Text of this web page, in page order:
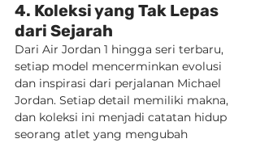
4. Koleksi yang Tak Lepas
dari Sejarah
Dari Air Jordan 1 hingga seri terbaru,
setiap model mencerminkan evolusi
dan inspirasi dari perjalanan Michael
Jordan. Setiap detail memiliki makna,
dan koleksi ini menjadi catatan hidup
seorang atlet yang mengubah